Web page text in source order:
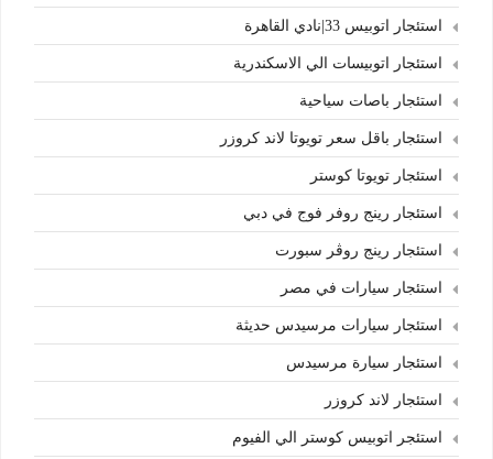
استئجار اتوبيس 33|نادي القاهرة
استئجار اتوبيسات الي الاسكندرية
استئجار باصات سياحية
استئجار باقل سعر تويوتا لاند كروزر
استئجار تويوتا كوستر
استئجار رينج روفر فوج في دبي
استئجار رينج روڤر سبورت
استئجار سيارات في مصر
استئجار سيارات مرسيدس حديثة
استئجار سيارة مرسيدس
استئجار لاند كروزر
استئجر اتوبيس كوستر الي الفيوم